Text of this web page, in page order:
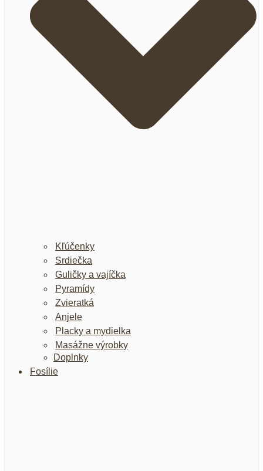
Kľúčenky
Srdiečka
Guličky a vajíčka
Pyramídy
Zvieratká
Anjele
Placky a mydielka
Masážne výrobky
Doplnky
Fosílie